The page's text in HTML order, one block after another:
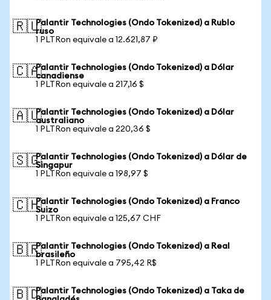
🇷🇺Palantir Technologies (Ondo Tokenized) a Rublo
ruso
1 PLTRon equivale a 12.621,87 ₽
🇨🇦Palantir Technologies (Ondo Tokenized) a Dólar
canadiense
1 PLTRon equivale a 217,16 $
🇦🇺Palantir Technologies (Ondo Tokenized) a Dólar
australiano
1 PLTRon equivale a 220,36 $
🇸🇬Palantir Technologies (Ondo Tokenized) a Dólar de
Singapur
1 PLTRon equivale a 198,97 $
🇨🇭Palantir Technologies (Ondo Tokenized) a Franco
Suizo
1 PLTRon equivale a 125,67 CHF
🇧🇷Palantir Technologies (Ondo Tokenized) a Real
brasileño
1 PLTRon equivale a 795,42 R$
🇧🇩Palantir Technologies (Ondo Tokenized) a Taka de